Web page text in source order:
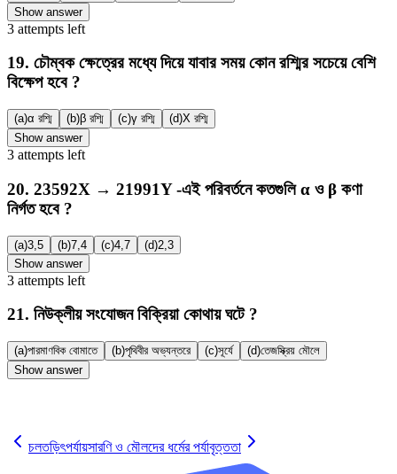
Show answer
3 attempts left
19. চৌম্বক ক্ষেত্রের মধ্যে দিয়ে যাবার সময় কোন রশ্মির সচেয়ে বেশি
বিক্ষেপ হবে ?
(a)α রশ্মি (b)β রশ্মি (c)γ রশ্মি (d)X রশ্মি
Show answer
3 attempts left
20. 23592X → 21991Y -এই পরিবর্তনে কতগুলি α ও β কণা
নির্গত হবে ?
(a)3,5 (b)7,4 (c)4,7 (d)2,3
Show answer
3 attempts left
21. নিউক্লীয় সংযোজন বিক্রিয়া কোথায় ঘটে ?
(a)পারমাণবিক বোমাতে (b)পৃথিবীর অভ্যন্তরে (c)সূর্যে (d)তেজস্ক্রিয় মৌলে
Show answer
চলতড়িৎপর্যায়সারণি ও মৌলদের ধর্মের পর্যাবৃত্ততা